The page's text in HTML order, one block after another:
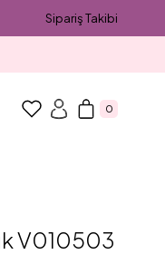
Sipariş Takibi
0
V010503